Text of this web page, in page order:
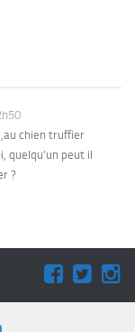
chien truffier
quelqu’un peut il
?